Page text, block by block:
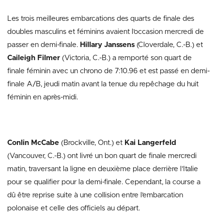
Les trois meilleures embarcations des quarts de finale des
doubles masculins et féminins avaient l’occasion mercredi de
passer en demi-finale. Hillary Janssens (Cloverdale, C.-B.) et
Caileigh Filmer (Victoria, C.-B.) a remporté son quart de
finale féminin avec un chrono de 7:10.96 et est passé en demi-
finale A/B, jeudi matin avant la tenue du repêchage du huit
féminin en après-midi.
Conlin McCabe (Brockville, Ont.) et Kai Langerfeld
(Vancouver, C.-B.) ont livré un bon quart de finale mercredi
matin, traversant la ligne en deuxième place derrière l’Italie
pour se qualifier pour la demi-finale. Cependant, la course a
dû être reprise suite à une collision entre l’embarcation
polonaise et celle des officiels au départ.